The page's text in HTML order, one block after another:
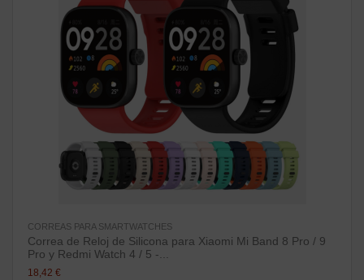
CORREAS PARA SMARTWATCHES
Correa de Reloj de Silicona para Xiaomi Mi Band 8 Pro / 9
Pro y Redmi Watch 4 / 5 -...
18,42 €